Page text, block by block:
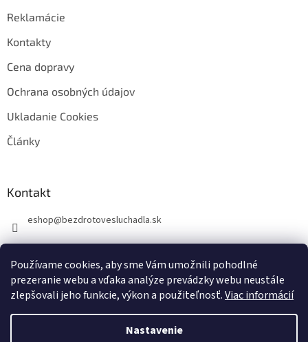
Používame cookies, aby sme Vám umožnili pohodlné
prezeranie webu a vďaka analýze prevádzky webu neustále
zlepšovali jeho funkcie, výkon a použiteľnosť.Viac informácií
Nastavenie
Reklamácie
Kontakty
Cena dopravy
Ochrana osobných údajov
Ukladanie Cookies
Články
Kontakt
eshop@bezdrotovesluchadla.sk